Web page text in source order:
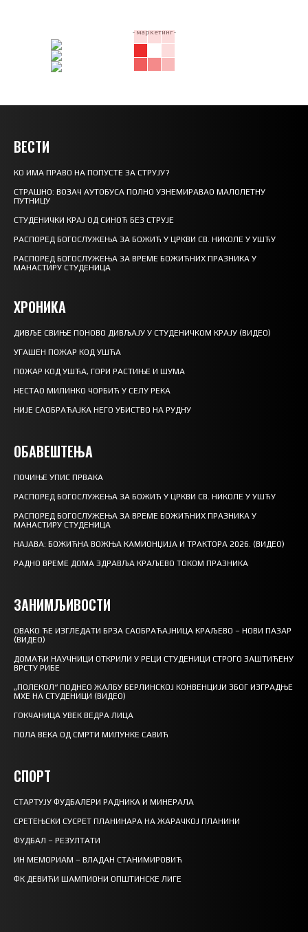
- маркетинг -
ВЕСТИ
КО ИМА ПРАВО НА ПОПУСТЕ ЗА СТРУЈУ?
СТРАШНО: ВОЗАЧ АУТОБУСА ПОЛНО УЗНЕМИРАВАО МАЛОЛЕТНУ
ПУТНИЦУ
СТУДЕНИЧКИ КРАЈ ОД СИНОЋ БЕЗ СТРУЈЕ
РАСПОРЕД БОГОСЛУЖЕЊА ЗА БОЖИЋ У ЦРКВИ СВ. НИКОЛЕ У УШЋУ
РАСПОРЕД БОГОСЛУЖЕЊА ЗА ВРЕМЕ БОЖИЋНИХ ПРАЗНИКА У
МАНАСТИРУ СТУДЕНИЦА
ХРОНИКА
ДИВЉЕ СВИЊЕ ПОНОВО ДИВЉАЈУ У СТУДЕНИЧКОМ КРАЈУ (ВИДЕО)
УГАШЕН ПОЖАР КОД УШЋА
ПОЖАР КОД УШЋА, ГОРИ РАСТИЊЕ И ШУМА
НЕСТАО МИЛИНКО ЧОРБИЋ У СЕЛУ РЕКА
НИЈЕ САОБРАЋАЈКА НЕГО УБИСТВО НА РУДНУ
ОБАВЕШТЕЊА
ПОЧИЊЕ УПИС ПРВАКА
РАСПОРЕД БОГОСЛУЖЕЊА ЗА БОЖИЋ У ЦРКВИ СВ. НИКОЛЕ У УШЋУ
РАСПОРЕД БОГОСЛУЖЕЊА ЗА ВРЕМЕ БОЖИЋНИХ ПРАЗНИКА У
МАНАСТИРУ СТУДЕНИЦА
НАЈАВА: БОЖИЋНА ВОЖЊА КАМИОНЏИЈА И ТРАКТОРА 2026. (ВИДЕО)
РАДНО ВРЕМЕ ДОМА ЗДРАВЉА КРАЉЕВО ТОКОМ ПРАЗНИКА
ЗАНИМЉИВОСТИ
ОВАКО ЋЕ ИЗГЛЕДАТИ БРЗА САОБРАЋАЈНИЦА КРАЉЕВО – НОВИ ПАЗАР
(ВИДЕО)
ДОМАЋИ НАУЧНИЦИ ОТКРИЛИ У РЕЦИ СТУДЕНИЦИ СТРОГО ЗАШТИЋЕНУ
ВРСТУ РИБЕ
„ПОЛЕКОЛ“ ПОДНЕО ЖАЛБУ БЕРЛИНСКОЈ КОНВЕНЦИЈИ ЗБОГ ИЗГРАДЊЕ
МХЕ НА СТУДЕНИЦИ (ВИДЕО)
ГОКЧАНИЦА УВЕК ВЕДРА ЛИЦА
ПОЛА ВЕКА ОД СМРТИ МИЛУНКЕ САВИЋ
СПОРТ
СТАРТУЈУ ФУДБАЛЕРИ РАДНИКА И МИНЕРАЛА
СРЕТЕЊСКИ СУСРЕТ ПЛАНИНАРА НА ЖАРАЧКОЈ ПЛАНИНИ
ФУДБАЛ – РЕЗУЛТАТИ
ИН МЕМОРИАМ – ВЛАДАН СТАНИМИРОВИЋ
ФК ДЕВИЋИ ШАМПИОНИ ОПШТИНСКЕ ЛИГЕ